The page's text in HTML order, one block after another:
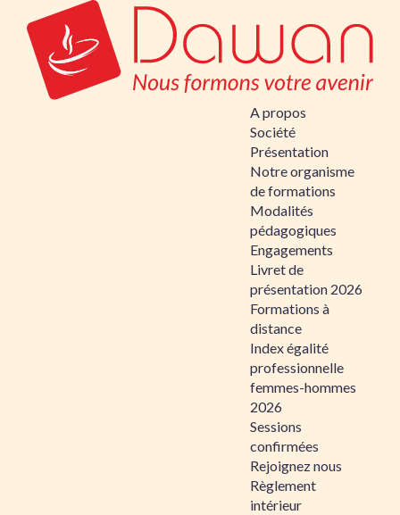
A propos
Société
Présentation
Notre organisme
de formations
Modalités
pédagogiques
Engagements
Livret de
présentation 2026
Formations à
distance
Index égalité
professionnelle
femmes-hommes
2026
Sessions
confirmées
Rejoignez nous
Règlement
intérieur